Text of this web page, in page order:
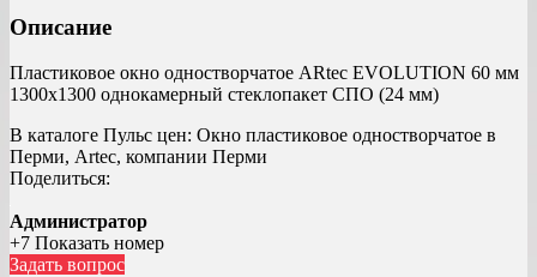
Описание
Пластиковое окно одностворчатое ARtec EVOLUTION 60 мм
1300х1300 однокамерный стеклопакет СПО (24 мм)
В каталоге Пульс цен: Окно пластиковое одностворчатое в
Перми, Artec, компании Перми
Поделиться:
Администратор
+7 Показать номер
Задать вопрос